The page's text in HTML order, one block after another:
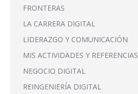
FRONTERAS
LA CARRERA DIGITAL
LIDERAZGO Y COMUNICACIÓN
MIS ACTIVIDADES Y REFERENCIAS
NEGOCIO DIGITAL
REINGENIERÍA DIGITAL